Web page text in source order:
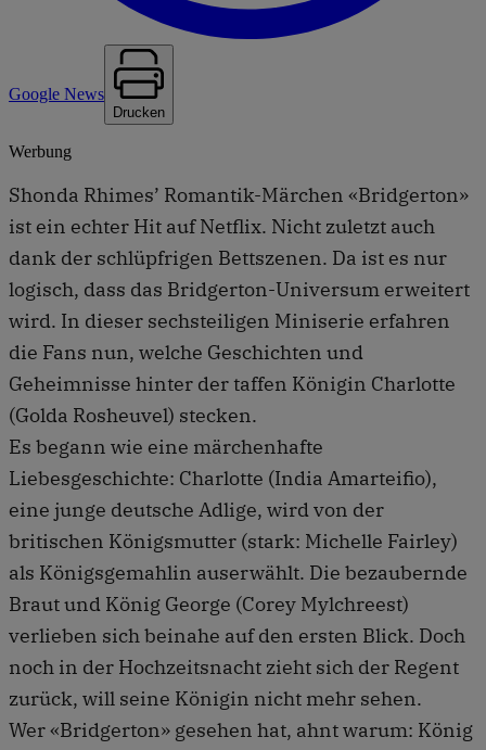
Google News
Drucken
Werbung
Shonda Rhimes’ Romantik-Märchen «Bridgerton»
ist ein echter Hit auf Netflix. Nicht zuletzt auch
dank der schlüpfrigen Bettszenen. Da ist es nur
logisch, dass das Bridgerton-Universum erweitert
wird. In dieser sechsteiligen Miniserie erfahren
die Fans nun, welche Geschichten und
Geheimnisse hinter der taffen Königin Charlotte
(Golda Rosheuvel) stecken.
Es begann wie eine märchenhafte
Liebesgeschichte: Charlotte (India Amarteifio),
eine junge deutsche Adlige, wird von der
britischen Königsmutter (stark: Michelle Fairley)
als Königsgemahlin auserwählt. Die bezaubernde
Braut und König George (Corey Mylchreest)
verlieben sich beinahe auf den ersten Blick. Doch
noch in der Hochzeitsnacht zieht sich der Regent
zurück, will seine Königin nicht mehr sehen.
Wer «Bridgerton» gesehen hat, ahnt warum: König